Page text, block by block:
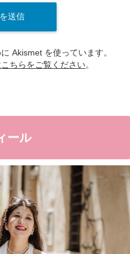
Akismet を使っています。
ちらをご覧ください。
ール